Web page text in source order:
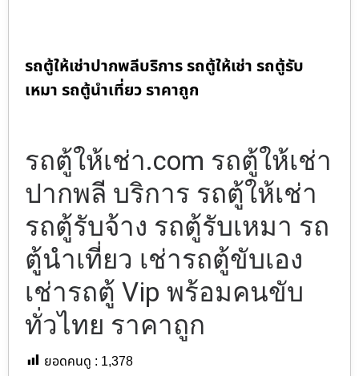
รถตู้ให้เช่าปากพลีบริการ รถตู้ให้เช่า รถตู้รับ
เหมา รถตู้นำเที่ยว ราคาถูก
รถตู้ให้เช่า.com รถตู้ให้เช่า
ปากพลี บริการ รถตู้ให้เช่า
รถตู้รับจ้าง รถตู้รับเหมา รถ
ตู้นำเที่ยว เช่ารถตู้ขับเอง
เช่ารถตู้ Vip พร้อมคนขับ
ทั่วไทย ราคาถูก
ยอดคนดู : 1,378